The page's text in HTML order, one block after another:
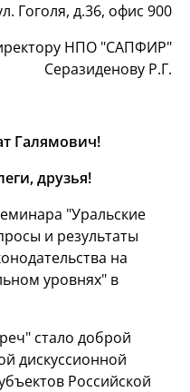
Гоголя, д.36, офис 900
НПО "САПФИР"
Серазиденову Р.Г.
Галямович!
друзья!
"Уральские
и результаты
на
уровнях" в
стало доброй
дискуссионной
Российской